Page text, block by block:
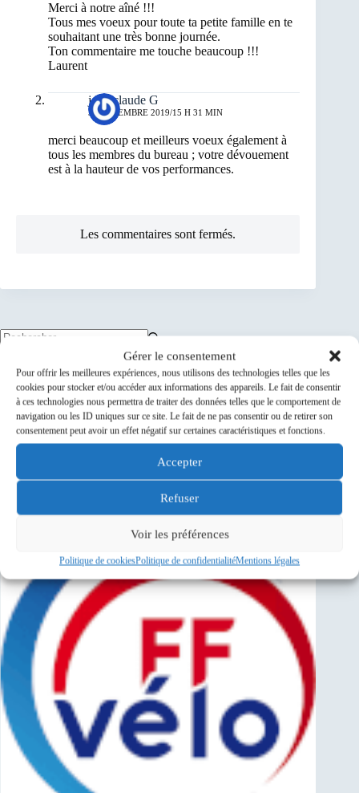
Gérer le consentement
Pour offrir les meilleures expériences, nous utilisons des technologies telles que les
cookies pour stocker et/ou accéder aux informations des appareils. Le fait de consentir
à ces technologies nous permettra de traiter des données telles que le comportement de
navigation ou les ID uniques sur ce site. Le fait de ne pas consentir ou de retirer son
consentement peut avoir un effet négatif sur certaines caractéristiques et fonctions.
Accepter
Refuser
Voir les préférences
Politique de cookiesPolitique de confidentialitéMentions légales
Merci à notre aîné !!!
Tous mes voeux pour toute ta petite famille en te
souhaitant une très bonne journée.
Ton commentaire me touche beaucoup !!!
Laurent
jean-claude G
31 DÉCEMBRE 2019/15 H 31 MIN
merci beaucoup et meilleurs voeux également à
tous les membres du bureau ; votre dévouement
est à la hauteur de vos performances.
Les commentaires sont fermés.
résultat
Prochaine sortie club ou réunion
09
Août
ACS-024-102-0746...
9 Août 26
Savigny-sur-Orge
Sponsors